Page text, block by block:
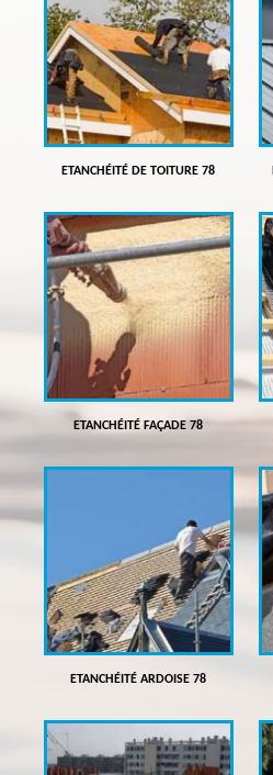
ETANCHÉITÉ DE TOITURE 78
ETANCHÉITÉ FAÇADE 78
ETANCHÉITÉ ARDOISE 78